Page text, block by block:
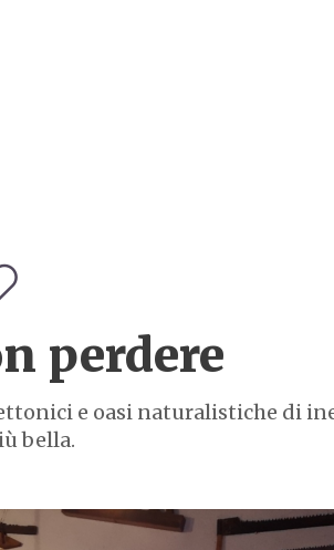
perdere
e oasi naturalistiche di
bella.